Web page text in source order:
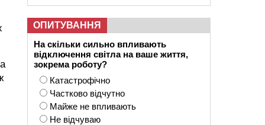
ОПИТУВАННЯ
На скільки сильно впливають
відключення світла на ваше життя,
зокрема роботу?
Катастрофічно
Частково відчутно
Майже не впливають
Не відчуваю